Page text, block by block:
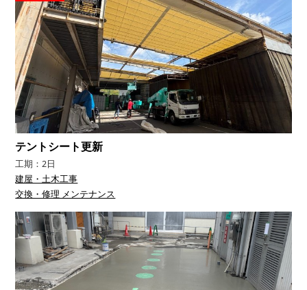
テントシート更新
工期：2日
建屋・土木工事
交換・修理 メンテナンス